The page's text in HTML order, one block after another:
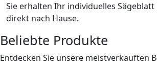
Sie erhalten Ihr individuelles
direkt nach Hause.
Beliebte Produkte
Entdecken Sie unsere meistverkauften